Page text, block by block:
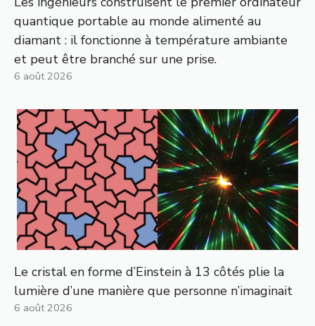
quantique portable au monde alimenté au
diamant : il fonctionne à température ambiante
et peut être branché sur une prise.
6 août 2026
Le cristal en forme d’Einstein à 13 côtés plie la
lumière d’une manière que personne n’imaginait
6 août 2026